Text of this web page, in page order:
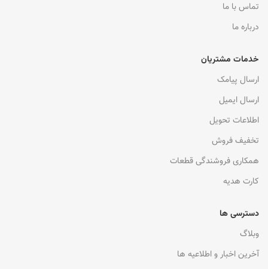
تماس با ما
درباره ما
خدمات مشتریان
ارسال پیامک
ارسال ایمیل
اطلاعات تحویل
تخفیف فروش
همکاری فروشندگی قطعات
کارت هدیه
دسترسی ها
وبلاگ
آخرین اخبار و اطلاعیه ها